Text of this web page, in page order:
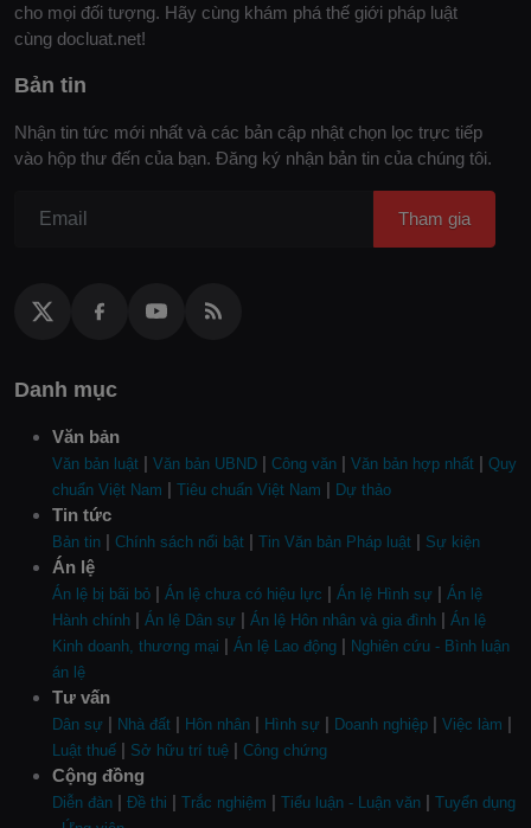
cho mọi đối tượng. Hãy cùng khám phá thế giới pháp luật
cùng docluat.net!
Bản tin
Nhận tin tức mới nhất và các bản cập nhật chọn lọc trực tiếp
vào hộp thư đến của bạn. Đăng ký nhận bản tin của chúng tôi.
Tham gia
Danh mục
Văn bản
Văn bản luật | Văn bản UBND | Công văn | Văn bản hợp nhất | Quy
chuẩn Việt Nam | Tiêu chuẩn Việt Nam | Dự thảo
Tin tức
Bản tin | Chính sách nổi bật | Tin Văn bản Pháp luật | Sự kiện
Án lệ
Án lệ bị bãi bỏ | Án lệ chưa có hiệu lực | Án lệ Hình sự | Án lệ
Hành chính | Án lệ Dân sự | Án lệ Hôn nhân và gia đình | Án lệ
Kinh doanh, thương mại | Án lệ Lao động | Nghiên cứu - Bình luận
án lệ
Tư vấn
Dân sự | Nhà đất | Hôn nhân | Hình sự | Doanh nghiệp | Việc làm |
Luật thuế | Sở hữu trí tuệ | Công chứng
Cộng đồng
Diễn đàn | Đề thi | Trắc nghiệm | Tiểu luận - Luận văn | Tuyển dụng